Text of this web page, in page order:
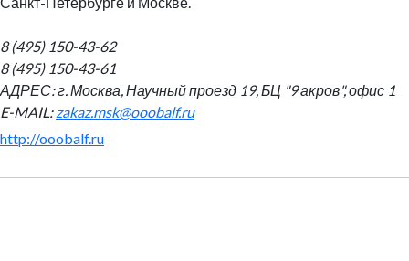
8 (495) 150-43-62
8 (495) 150-43-61
АДРЕС:г. Москва, Научный проезд 19, БЦ "9 акров", офис 1
E-MAIL:zakaz.msk@ooobalf.ru
http://ooobalf.ru